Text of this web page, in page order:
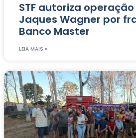
STF autoriza
Jaques Wagner por
Banco Master
LEIA MAIS »